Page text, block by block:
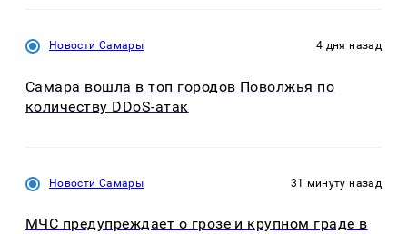
Новости Самары 4 дня назад
Самара вошла в топ городов Поволжья по
количеству DDoS-атак
Новости Самары 31 минуту назад
МЧС предупреждает о грозе и крупном граде в